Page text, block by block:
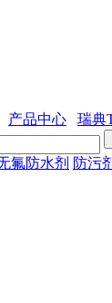
产品中心 瑞典
氟防水剂 防污剂